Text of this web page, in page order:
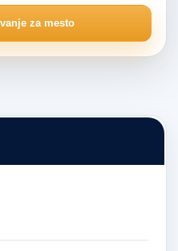
za mesto